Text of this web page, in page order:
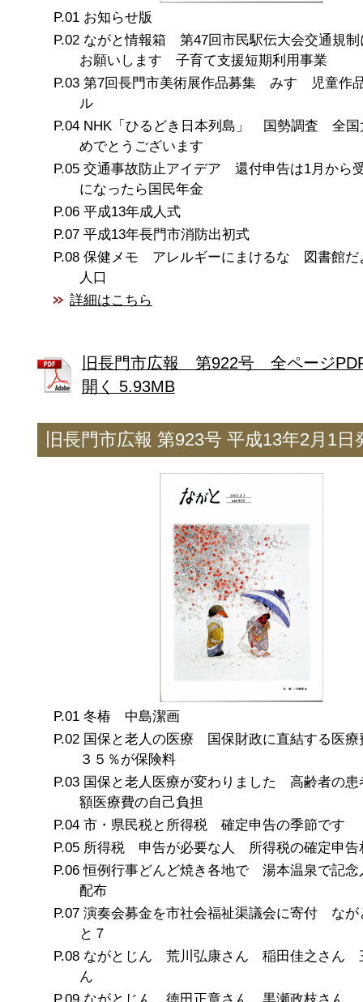
お知らせ版
ながと情報箱 第47回市民駅伝大会交通規制
お願いします 子育て支援短期利用事業
第7回長門市美術展作品募集 みすゞ児童作
ル
NHK「ひるどき日本列島」 国勢調査 全国
めでとうございます
交通事故防止アイデア 還付申告は1月から
になったら国民年金
平成13年成人式
平成13年長門市消防出初式
保健メモ アレルギーにまけるな 図書館
人口
詳細はこちら
旧長門市広報 第922号 全ページ
開く 5.93MB
旧長門市広報 第923号 平成13年2月1日
冬椿 中島潔画
国保と老人の医療 国保財政に直結する医
３５％が保険料
国保と老人医療が変わりました 高齢者の
額医療費の自己負担
市・県民税と所得税 確定申告の季節です
所得税 申告が必要な人 所得税の確定申告
恒例行事どんど焼き各地で 湯本温泉で記念
配布
演奏会募金を市社会福祉渠議会に寄付 なが
と７
ながとじん 荒川弘康さん 稲田佳之さん
ん
ながとじん 徳田正章さん 黒瀬政枝さん